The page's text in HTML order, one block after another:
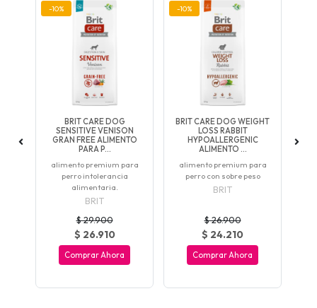
-10%
BRIT CARE DOG
SENSITIVE VENISON
GRAN FREE ALIMENTO
PARA P...
alimento premium para
perro intolerancia
alimentaria.
BRIT
$ 29.900
$ 26.910
Comprar Ahora
-10%
BRIT CARE DOG WEIGHT
LOSS RABBIT
HYPOALLERGENIC
ALIMENTO ...
alimento premium para
perro con sobre peso
BRIT
$ 26.900
$ 24.210
Comprar Ahora